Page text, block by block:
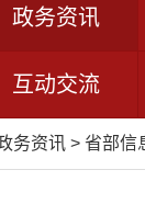
政务资讯
互动交流
务资讯 > 省部信